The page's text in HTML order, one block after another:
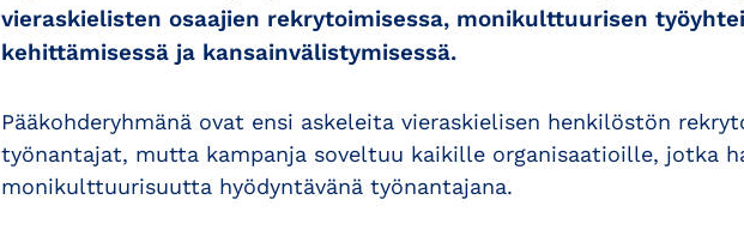
vieraskielisten osaajien rekrytoimisessa, monikulttuurisen
kehittämisessä ja kansainvälistymisessä.
Pääkohderyhmänä ovat ensi askeleita vieraskielisen henkilöstön
työnantajat, mutta kampanja soveltuu kaikille organisaatioille, jotka
monikulttuurisuutta hyödyntävänä työnantajana.